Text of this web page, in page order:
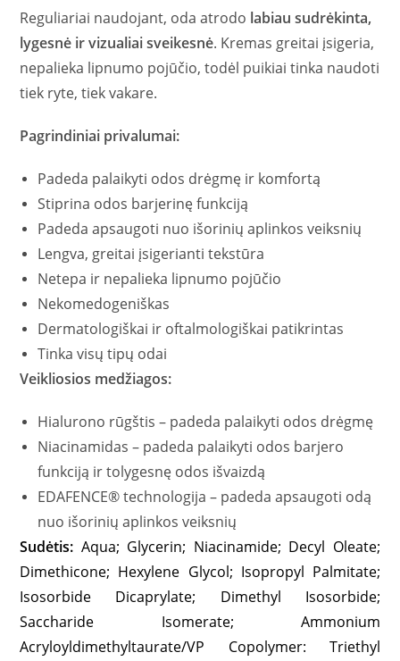
Reguliariai naudojant, oda atrodo labiau sudrėkinta,
lygesnė ir vizualiai sveikesnė. Kremas greitai įsigeria,
nepalieka lipnumo pojūčio, todėl puikiai tinka naudoti
tiek ryte, tiek vakare.
Pagrindiniai privalumai:
Padeda palaikyti odos drėgmę ir komfortą
Stiprina odos barjerinę funkciją
Padeda apsaugoti nuo išorinių aplinkos veiksnių
Lengva, greitai įsigerianti tekstūra
Netepa ir nepalieka lipnumo pojūčio
Nekomedogeniškas
Dermatologiškai ir oftalmologiškai patikrintas
Tinka visų tipų odai
Veikliosios medžiagos:
Hialurono rūgštis – padeda palaikyti odos drėgmę
Niacinamidas – padeda palaikyti odos barjero
funkciją ir tolygesnę odos išvaizdą
EDAFENCE® technologija – padeda apsaugoti odą
nuo išorinių aplinkos veiksnių
Sudėtis: Aqua; Glycerin; Niacinamide; Decyl Oleate;
Dimethicone; Hexylene Glycol; Isopropyl Palmitate;
Isosorbide Dicaprylate; Dimethyl Isosorbide;
Saccharide Isomerate; Ammonium
Acryloyldimethyltaurate/VP Copolymer: Triethyl